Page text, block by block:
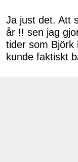
Ja just det. Att
år !! sen jag
tider som Björk
kunde faktiskt